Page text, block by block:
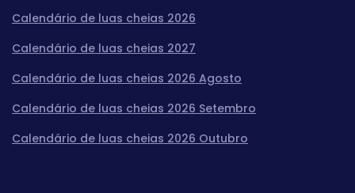
Calendário de luas cheias 2026
Calendário de luas cheias 2027
Calendário de luas cheias 2026 Agosto
Calendário de luas cheias 2026 Setembro
Calendário de luas cheias 2026 Outubro